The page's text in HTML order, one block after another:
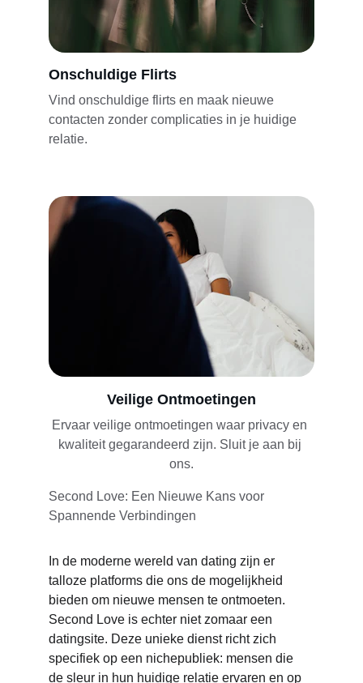
Onschuldige Flirts
Vind onschuldige flirts en maak nieuwe
contacten zonder complicaties in je huidige
relatie.
Veilige Ontmoetingen
Ervaar veilige ontmoetingen waar privacy en
kwaliteit gegarandeerd zijn. Sluit je aan bij
ons.
Second Love: Een Nieuwe Kans voor
Spannende Verbindingen
In de moderne wereld van dating zijn er
talloze platforms die ons de mogelijkheid
bieden om nieuwe mensen te ontmoeten.
Second Love is echter niet zomaar een
datingsite. Deze unieke dienst richt zich
specifiek op een nichepubliek: mensen die
de sleur in hun huidige relatie ervaren en op